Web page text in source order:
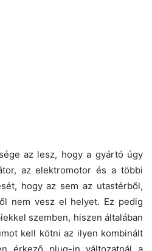
az lesz, hogy a gyártó úgy
az elektromotor és a többi
hogy az sem az utastérből,
nem vesz el helyet. Ez pedig
szemben, hiszen általában
kell kötni az ilyen kombinált